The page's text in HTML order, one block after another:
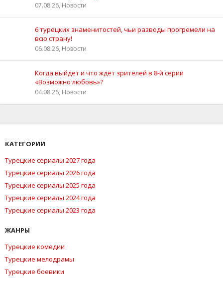
07.08.26, Новости
6 турецких знаменитостей, чьи разводы прогремели на
всю страну!
06.08.26, Новости
Когда выйдет и что ждёт зрителей в 8-й серии
«Возможно любовь»?
04.08.26, Новости
КАТЕГОРИИ
Турецкие сериалы 2027 года
Турецкие сериалы 2026 года
Турецкие сериалы 2025 года
Турецкие сериалы 2024 года
Турецкие сериалы 2023 года
ЖАНРЫ
Турецкие комедии
Турецкие мелодрамы
Турецкие боевики